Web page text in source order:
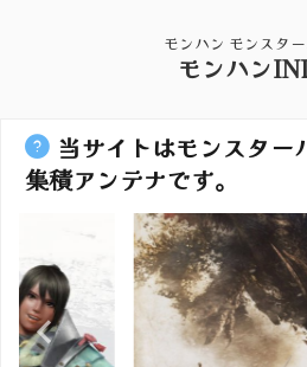
モンハン モンスタ
モンハン
当サイトはモンスター
集積アンテナです。